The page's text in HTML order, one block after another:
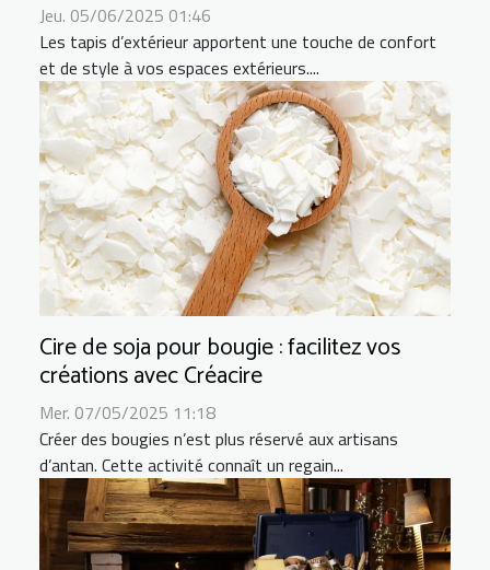
Jeu. 05/06/2025 01:46
Les tapis d’extérieur apportent une touche de confort
et de style à vos espaces extérieurs....
Cire de soja pour bougie : facilitez vos
créations avec Créacire
Mer. 07/05/2025 11:18
Créer des bougies n’est plus réservé aux artisans
d’antan. Cette activité connaît un regain...